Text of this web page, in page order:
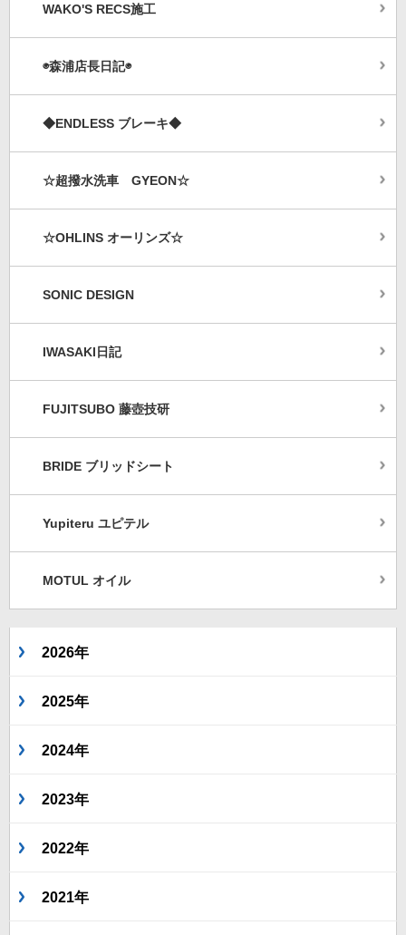
WAKO'S RECS施工
◉森浦店長日記◉
◆ENDLESS ブレーキ◆
☆超撥水洗車 GYEON☆
☆OHLINS オーリンズ☆
SONIC DESIGN
IWASAKI日記
FUJITSUBO 藤壺技研
BRIDE ブリッドシート
Yupiteru ユピテル
MOTUL オイル
2026年
2025年
2024年
2023年
2022年
2021年